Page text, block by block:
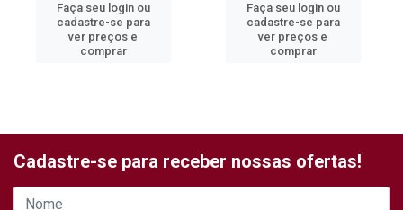
Faça seu login ou
cadastre-se para
ver preços e
comprar
Faça seu login ou
cadastre-se para
ver preços e
comprar
Cadastre-se para receber nossas ofertas!